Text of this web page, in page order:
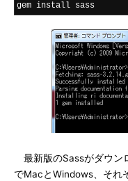
gem install sass
最新版のSassがダウン
でMacとWindows、それ